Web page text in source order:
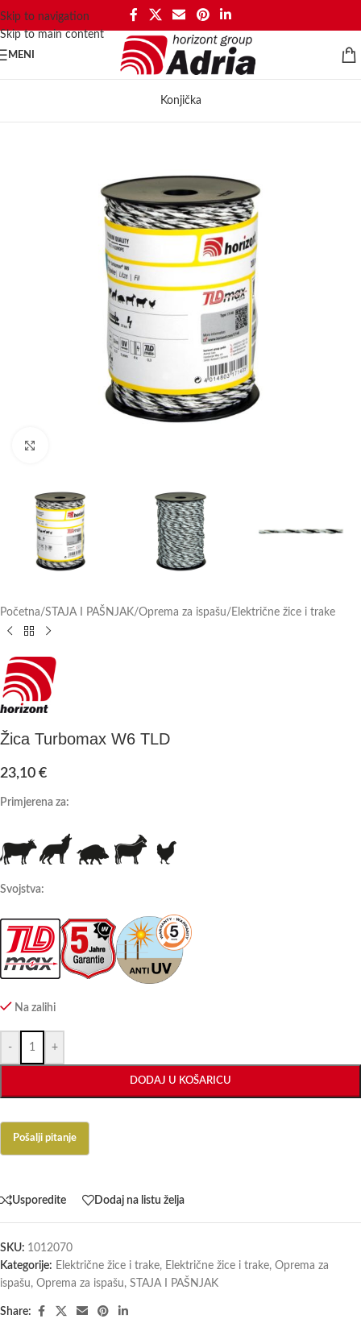
Skip to navigation
Skip to main content
MENI
Konjička
Početna/STAJA I PAŠNJAK/Oprema za ispašu/ Električne žice i trake
Žica Turbomax W6 TLD
23,10 €
Primjerena za:
Svojstva:
Na zalihi
- +
DODAJ U KOŠARICU
Usporedite Dodaj na listu želja
SKU: 1012070
Kategorije: Električne žice i trake, Električne žice i trake, Oprema za
ispašu, Oprema za ispašu, STAJA I PAŠNJAK
Share: